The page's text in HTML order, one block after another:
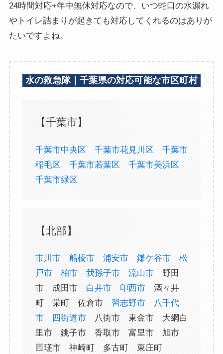
24時間対応+年中無休対応なので、いつ蛇口の水漏れ
やトイレ詰まりが起きても対応してくれるのはありが
たいですよね。
水の救急隊｜千葉県の対応可能な市区町村
【千葉市】
千葉市中央区 千葉市花見川区
千葉市
稲毛区
千葉市若葉区
千葉市美浜区
千葉市緑区
【北部】
市川市 船橋市 浦安市 鎌ケ谷市
松
戸市
柏市 我孫子市 流山市野田
市 成田市 白井市 印西市酒々井
町 栄町 佐倉市 習志野市
八千代
市
四街道市八街市 東金市 大網白
里市 銚子市 香取市 富里市 旭市
匝瑳市 神崎町 多古町 東庄町